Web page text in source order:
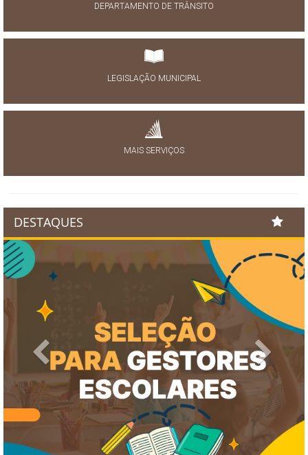
DEPARTAMENTO DE TRÂNSITO
LEGISLAÇÃO MUNICIPAL
MAIS SERVIÇOS
DESTAQUES
Previous Next